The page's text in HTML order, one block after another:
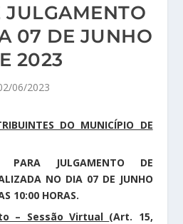
JULGAMENTO
07 DE JUNHO
2023
06/2023
DO MUNICÍPIO DE
PARA JULGAMENTO DE
NO DIA 07 DE JUNHO
10:00 HORAS.
– Sessão Virtual (Art. 15,